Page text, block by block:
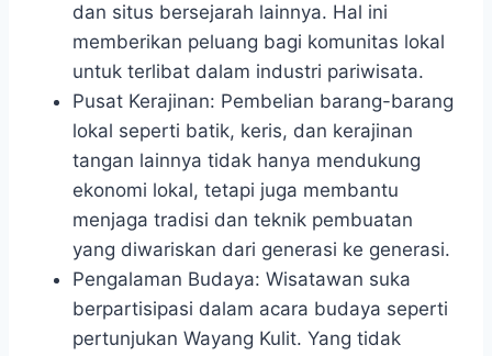
dan situs bersejarah lainnya. Hal ini
memberikan peluang bagi komunitas lokal
untuk terlibat dalam industri pariwisata.
Pusat Kerajinan: Pembelian barang-barang
lokal seperti batik, keris, dan kerajinan
tangan lainnya tidak hanya mendukung
ekonomi lokal, tetapi juga membantu
menjaga tradisi dan teknik pembuatan
yang diwariskan dari generasi ke generasi.
Pengalaman Budaya: Wisatawan suka
berpartisipasi dalam acara budaya seperti
pertunjukan Wayang Kulit. Yang tidak